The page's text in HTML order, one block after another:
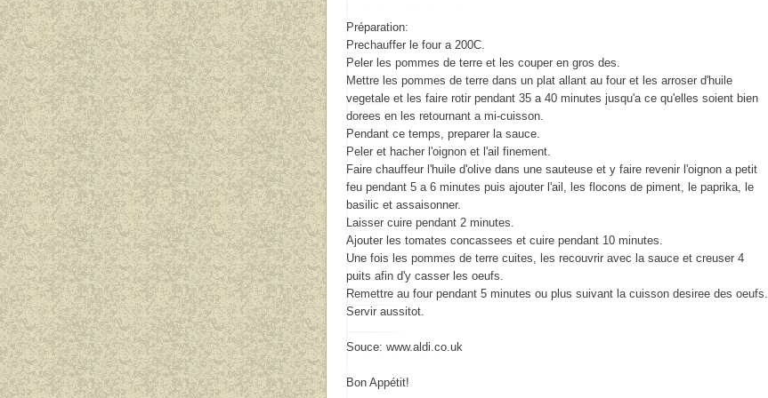
Préparation:
Prechauffer le four a 200C.
Peler les pommes de terre et les couper en gros des.
Mettre les pommes de terre dans un plat allant au four et les arroser d'huile
vegetale et les faire rotir pendant 35 a 40 minutes jusqu'a ce qu'elles soient bien
dorees en les retournant a mi-cuisson.
Pendant ce temps, preparer la sauce.
Peler et hacher l'oignon et l'ail finement.
Faire chauffeur l'huile d'olive dans une sauteuse et y faire revenir l'oignon a petit
feu pendant 5 a 6 minutes puis ajouter l'ail, les flocons de piment, le paprika, le
basilic et assaisonner.
Laisser cuire pendant 2 minutes.
Ajouter les tomates concassees et cuire pendant 10 minutes.
Une fois les pommes de terre cuites, les recouvrir avec la sauce et creuser 4
puits afin d'y casser les oeufs.
Remettre au four pendant 5 minutes ou plus suivant la cuisson desiree des oeufs.
Servir aussitot.
Souce: www.aldi.co.uk
Bon Appétit!